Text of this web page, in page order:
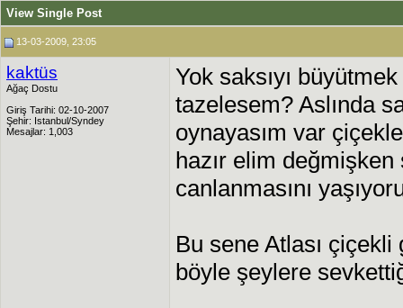
View Single Post
13-03-2009, 23:05
kaktüs
Ağaç Dostu
Giriş Tarihi: 02-10-2007
Şehir: Istanbul/Syndey
Mesajlar: 1,003
Yok saksıyı
tazelesem? Aslında
oynayasım var
hazır elim
canlanmasını
Bu sene Atlası
böyle şeylere